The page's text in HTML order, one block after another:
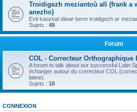
Troidigezh meziantoù all (frank a
anezho)
Evit kaozeal diwar-benn troidigezh ar
Sujets : 48
Forum
COL - Correcteur
A forum to talk about our successful Latin
échanger autour du correcteur COL
latine).
Sujets : 18
CONNEXION